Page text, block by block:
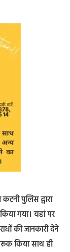
पुलिस द्वारा
गया। यहां पर
की जानकारी देने
किया साथ ही